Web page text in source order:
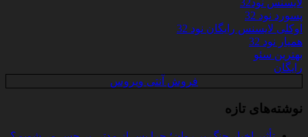
لایسنس نود32
پسورد نود 32
اوکلی لایسنس رایگان نود 32
همیار نود 32
بهترین سئو
رایگان
فروش آنتی ویروس
نوشته‌های تازه